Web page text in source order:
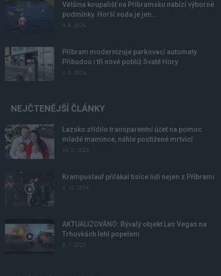
Většina koupališť na Příbramsku nabízí výborné
podmínky. Horší voda je jen...
4. 8. 2026
Příbram modernizuje parkovací automaty.
Přibudou i tři nové poblíž Svaté Hory
3. 8. 2026
NEJČTENĚJŠÍ ČLÁNKY
Lazsko zřídilo transparentní účet na pomoc
mladé mamince, náhle postižené mrtvicí
14. 2. 2023
Krampuslauf přilákal tisíce lidí nejen z Příbrami
2. 12. 2016
AKTUALIZOVÁNO: Bývalý objekt Las Vegas na
Trhovkách lehl popelem
8. 7. 2023